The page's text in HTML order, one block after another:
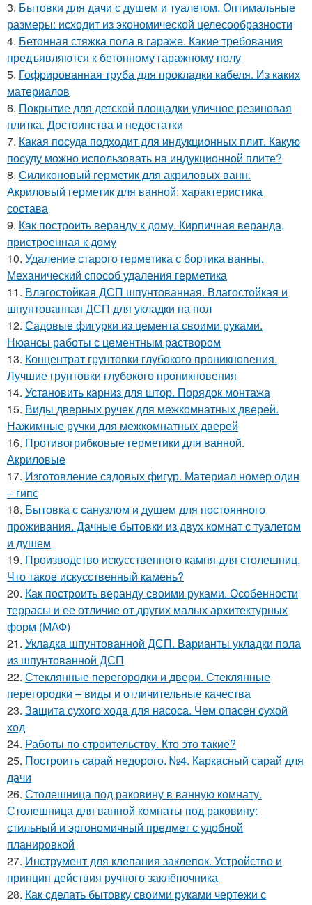
3. Бытовки для дачи с душем и туалетом. Оптимальные
размеры: исходит из экономической целесообразности
4. Бетонная стяжка пола в гараже. Какие требования
предъявляются к бетонному гаражному полу
5. Гофрированная труба для прокладки кабеля. Из каких
материалов
6. Покрытие для детской площадки уличное резиновая
плитка. Достоинства и недостатки
7. Какая посуда подходит для индукционных плит. Какую
посуду можно использовать на индукционной плите?
8. Силиконовый герметик для акриловых ванн.
Акриловый герметик для ванной: характеристика
состава
9. Как построить веранду к дому. Кирпичная веранда,
пристроенная к дому
10. Удаление старого герметика с бортика ванны.
Механический способ удаления герметика
11. Влагостойкая ДСП шпунтованная. Влагостойкая и
шпунтованная ДСП для укладки на пол
12. Садовые фигурки из цемента своими руками.
Нюансы работы с цементным раствором
13. Концентрат грунтовки глубокого проникновения.
Лучшие грунтовки глубокого проникновения
14. Установить карниз для штор. Порядок монтажа
15. Виды дверных ручек для межкомнатных дверей.
Нажимные ручки для межкомнатных дверей
16. Противогрибковые герметики для ванной.
Акриловые
17. Изготовление садовых фигур. Материал номер один
– гипс
18. Бытовка с санузлом и душем для постоянного
проживания. Дачные бытовки из двух комнат с туалетом
и душем
19. Производство искусственного камня для столешниц.
Что такое искусственный камень?
20. Как построить веранду своими руками. Особенности
террасы и ее отличие от других малых архитектурных
форм (МАФ)
21. Укладка шпунтованной ДСП. Варианты укладки пола
из шпунтованной ДСП
22. Стеклянные перегородки и двери. Стеклянные
перегородки – виды и отличительные качества
23. Защита сухого хода для насоса. Чем опасен сухой
ход
24. Работы по строительству. Кто это такие?
25. Построить сарай недорого. №4. Каркасный сарай для
дачи
26. Столешница под раковину в ванную комнату.
Столешница для ванной комнаты под раковину:
стильный и эргономичный предмет с удобной
планировкой
27. Инструмент для клепания заклепок. Устройство и
принцип действия ручного заклёпочника
28. Как сделать бытовку своими руками чертежи с